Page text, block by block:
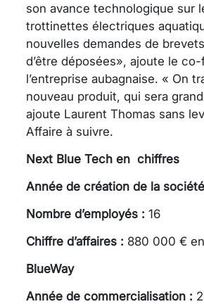
son avance technologique sur
trottinettes électriques
nouvelles demandes de
d’être déposées», ajoute le
l’entreprise aubagnaise. « On
nouveau produit, qui sera
ajoute Laurent Thomas sans
Affaire à suivre.
Next Blue Tech en chiffres
Année de création de la
Nombre d’employés : 16
Chiffre d’affaires : 880 000 €
BlueWay
Année de commercialisation :